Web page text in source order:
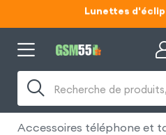
Code
Lunettes
Code
Recherche de
Accessoires téléphone et